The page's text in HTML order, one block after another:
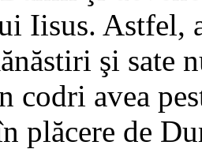
Iisus. Astfel,
şi sate
codri avea
plăcere de